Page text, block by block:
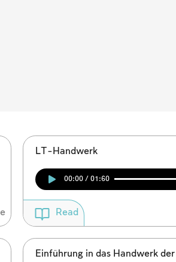
LT-Handwerk
00:00 / 01:60
Read
Einführung in das Handwerk der